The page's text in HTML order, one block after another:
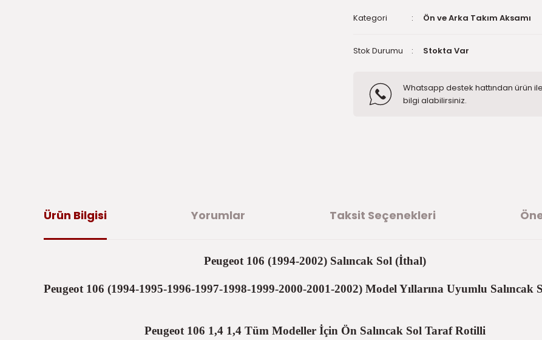
Kategori Ön ve Arka Takım Aksamı
Stok Durumu Stokta Var
Whatsapp destek hattından ürün
bilgi alabilirsiniz.
Ürün Bilgisi Yorumlar Taksit Seçenekleri
Peugeot 106 (1994-2002) Salıncak Sol (İthal)
Peugeot 106 (1994-1995-1996-1997-1998-1999-2000-2001-2002) Model Yıllarına Uyumlu Salıncak
Peugeot 106 1,4 1,4 Tüm Modeller İçin Ön Salıncak Sol Taraf Rotilli